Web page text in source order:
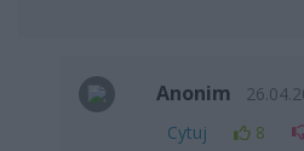
Anonim
Cytuj
8